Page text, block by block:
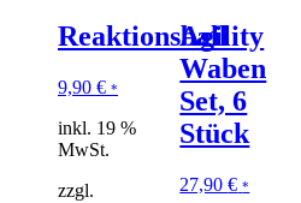
Reaktionsball
9,90 € *
inkl. 19 %
MwSt.
zzgl.
Agility
Waben
Set, 6
Stück
27,90€ *